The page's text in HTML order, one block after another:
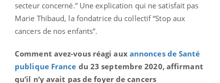
secteur concerné.” Une explication qui ne satisfait pas
Marie Thibaud, la fondatrice du collectif “Stop aux
cancers de nos enfants”.
Comment avez-vous réagi aux annonces de Santé
publique France du 23 septembre 2020, affirmant
qu’il n’y avait pas de foyer de cancers